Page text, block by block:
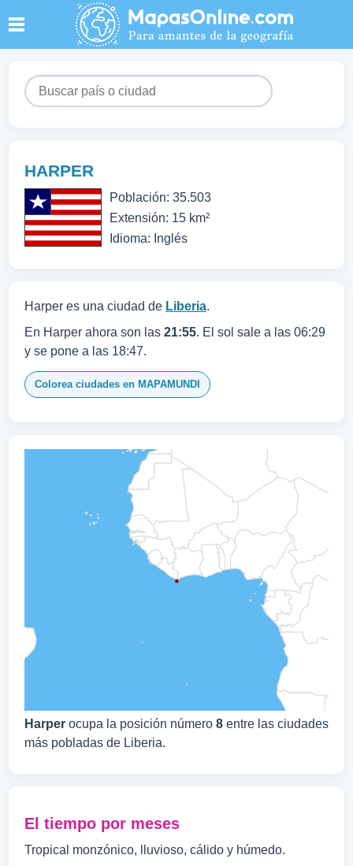
HARPER
Población: 35.503
Extensión: 15 km²
Idioma: Inglés
Harper es una ciudad de Liberia.
En Harper ahora son las 21:55. El sol sale a las 06:29
y se pone a las 18:47.
Colorea ciudades en MAPAMUNDI
Harper ocupa la posición número 8 entre las ciudades
más pobladas de Liberia.
El tiempo por meses
Tropical monzónico, lluvioso, cálido y húmedo.